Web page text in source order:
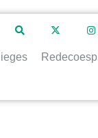
Redecoesp